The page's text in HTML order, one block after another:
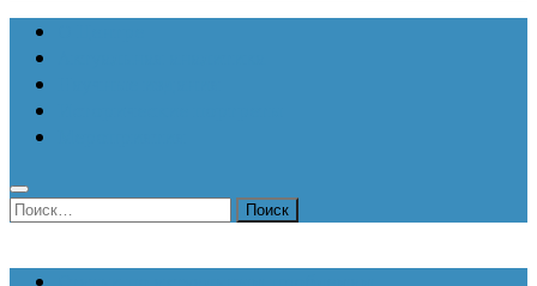
Найти: